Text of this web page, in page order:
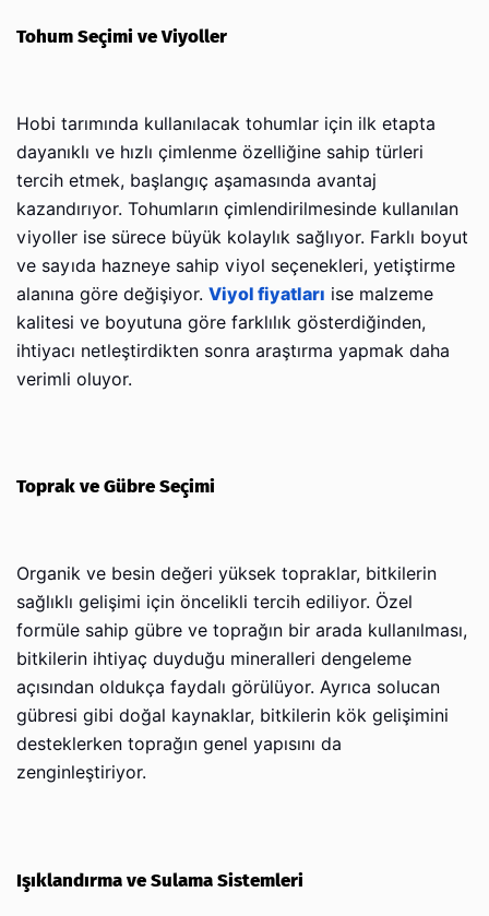
Tohum Seçimi ve Viyoller
Hobi tarımında kullanılacak tohumlar için ilk etapta
dayanıklı ve hızlı çimlenme özelliğine sahip türleri
tercih etmek, başlangıç aşamasında avantaj
kazandırıyor. Tohumların çimlendirilmesinde kullanılan
viyoller ise sürece büyük kolaylık sağlıyor. Farklı boyut
ve sayıda hazneye sahip viyol seçenekleri, yetiştirme
alanına göre değişiyor. Viyol fiyatları ise malzeme
kalitesi ve boyutuna göre farklılık gösterdiğinden,
ihtiyacı netleştirdikten sonra araştırma yapmak daha
verimli oluyor.
Toprak ve Gübre Seçimi
Organik ve besin değeri yüksek topraklar, bitkilerin
sağlıklı gelişimi için öncelikli tercih ediliyor. Özel
formüle sahip gübre ve toprağın bir arada kullanılması,
bitkilerin ihtiyaç duyduğu mineralleri dengeleme
açısından oldukça faydalı görülüyor. Ayrıca solucan
gübresi gibi doğal kaynaklar, bitkilerin kök gelişimini
desteklerken toprağın genel yapısını da
zenginleştiriyor.
Işıklandırma ve Sulama Sistemleri